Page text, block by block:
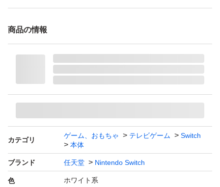
※写真5枚目を参照ください。
箱の販売店舗印はありません。
発送方法：宅急便(匿名配送)
エアパッキンとビニールで包装して
ダンボールに入れて発送します。
商品の情報
カテゴリ
ゲーム、おもちゃ テレビゲーム
Switch
本体
ブランド 任天堂 Nintendo Switch
色 ホワイト系